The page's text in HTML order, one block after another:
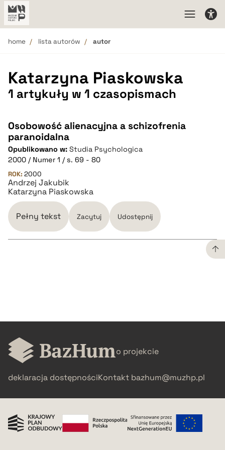
home lista autorów autor
Katarzyna Piaskowska
1 artykuły w 1 czasopismach
Osobowość alienacyjna a schizofrenia
paranoidalna
Opublikowano w: Studia Psychologica
2000 / Numer 1 / s. 69 - 80
ROK: 2000
Andrzej Jakubik
Katarzyna Piaskowska
Pełny tekst Zacytuj Udostępnij
pobierz cytat
o projekcie
deklaracja dostępnościKontakt bazhum@muzhp.pl